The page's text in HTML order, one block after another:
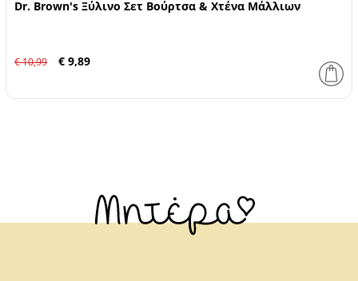
Dr. Brown's Ξύλινο Σετ Βούρτσα & Χτένα Μάλλιων
€ 10,99 € 9,89